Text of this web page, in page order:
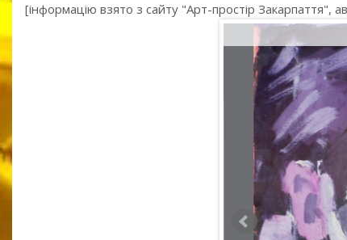
[інформацію взято з сайту "Арт-простір Закарпаття",
Без назви